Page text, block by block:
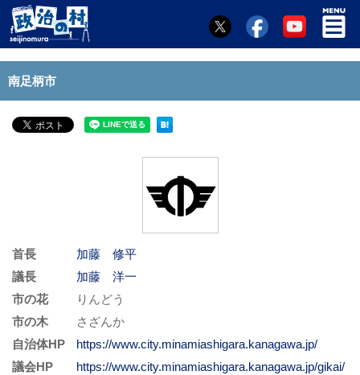
南足柄市
首長
加藤 修平
議長
加藤 洋一
市の花
りんどう
市の木
さざんか
自治体HP
https://www.city.minamiashigara.kanagawa.jp/
議会HP
https://www.city.minamiashigara.kanagawa.jp/gikai/